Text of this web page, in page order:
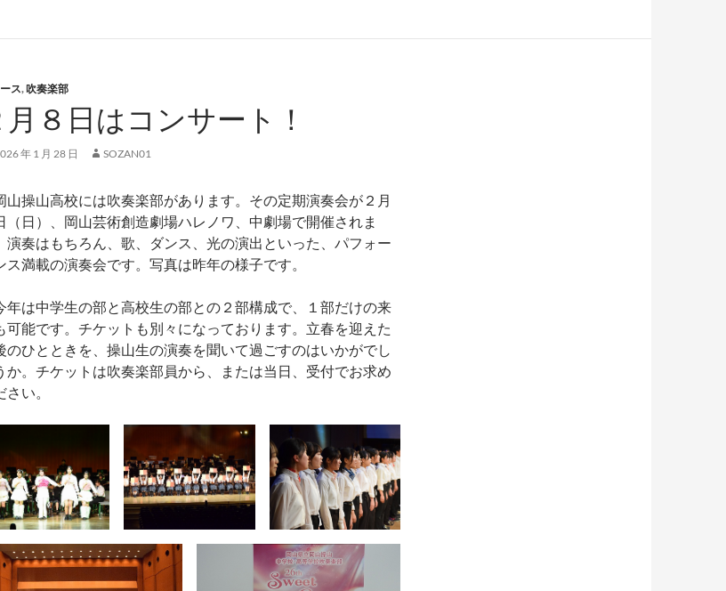
ス,吹奏楽部
月８日はコンサート！
年 1 月 28 日 SOZAN01
操山高校には吹奏楽部があります。その定期演奏会が２月
（日）、岡山芸術創造劇場ハレノワ、中劇場で開催されま
演奏はもちろん、歌、ダンス、光の演出といった、パフォー
ス満載の演奏会です。写真は昨年の様子です。
は中学生の部と高校生の部との２部構成で、１部だけの来
可能です。チケットも別々になっております。立春を迎えた
のひとときを、操山生の演奏を聞いて過ごすのはいかがでし
か。チケットは吹奏楽部員から、または当日、受付でお求め
さい。